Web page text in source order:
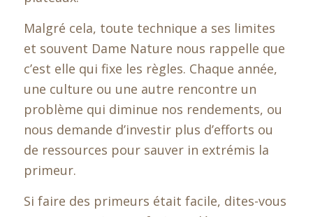
Malgré cela, toute technique a ses limites
et souvent Dame Nature nous rappelle que
c’est elle qui fixe les règles. Chaque année,
une culture ou une autre rencontre un
problème qui diminue nos rendements, ou
nous demande d’investir plus d’efforts ou
de ressources pour sauver in extrémis la
primeur.
Si faire des primeurs était facile, dites-vous